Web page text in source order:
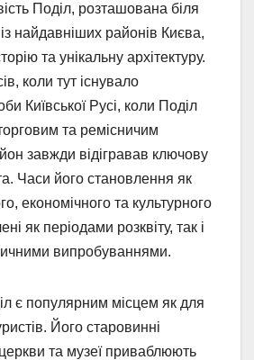
Поділ, розташована біля
найдавніших районів Києва,
та унікальну архітектуру.
коли тут існувало
Київської Русі, коли Поділ
та ремісничим
завжди відігравав ключову
Часи його становлення як
економічного та культурного
як періодами розквіту, так і
випробуваннями.
є популярним місцем як для
Його старовинні
та музеї приваблюють